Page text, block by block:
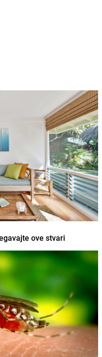
ove stvari